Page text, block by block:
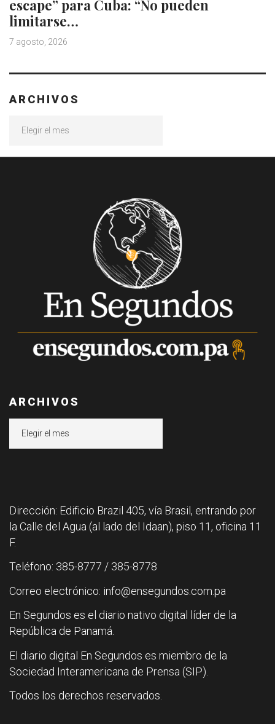
escape” para Cuba: “No pueden
limitarse…
7 agosto, 2026
ARCHIVOS
ARCHIVOS
Dirección: Edificio Brazil 405, vía Brasil, entrando por
la Calle del Agua (al lado del Idaan), piso 11, oficina 11
F.
Teléfono: 385-8777 / 385-8778
Correo electrónico: info@ensegundos.com.pa
En Segundos es el diario nativo digital líder de la
República de Panamá.
El diario digital En Segundos es miembro de la
Sociedad Interamericana de Prensa (SIP).
Todos los derechos reservados.